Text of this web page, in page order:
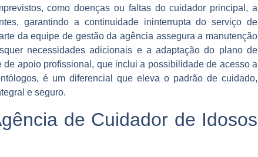
como doenças ou faltas do cuidador principal, a
garantindo a continuidade ininterrupta do serviço de
da equipe de gestão da agência assegura a manutenção
necessidades adicionais e a adaptação do plano de
apoio profissional, que inclui a possibilidade de acesso a
é um diferencial que eleva o padrão de cuidado,
e seguro.
de Cuidador de Idosos